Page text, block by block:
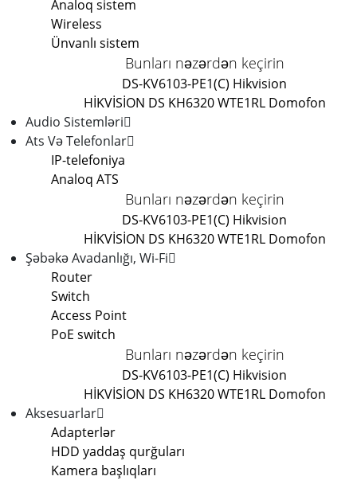
Analoq sistem
Wireless
Ünvanlı sistem
Bunları nəzərdən keçirin
DS-KV6103-PE1(C) Hikvision
HİKVİSİON DS KH6320 WTE1RL Domofon
Audio Sistemləri
Ats Və Telefonlar
IP-telefoniya
Analoq ATS
Bunları nəzərdən keçirin
DS-KV6103-PE1(C) Hikvision
HİKVİSİON DS KH6320 WTE1RL Domofon
Şəbəkə Avadanlığı, Wi-Fi
Router
Switch
Access Point
PoE switch
Bunları nəzərdən keçirin
DS-KV6103-PE1(C) Hikvision
HİKVİSİON DS KH6320 WTE1RL Domofon
Aksesuarlar
Adapterlər
HDD yaddaş qurğuları
Kamera başlıqları